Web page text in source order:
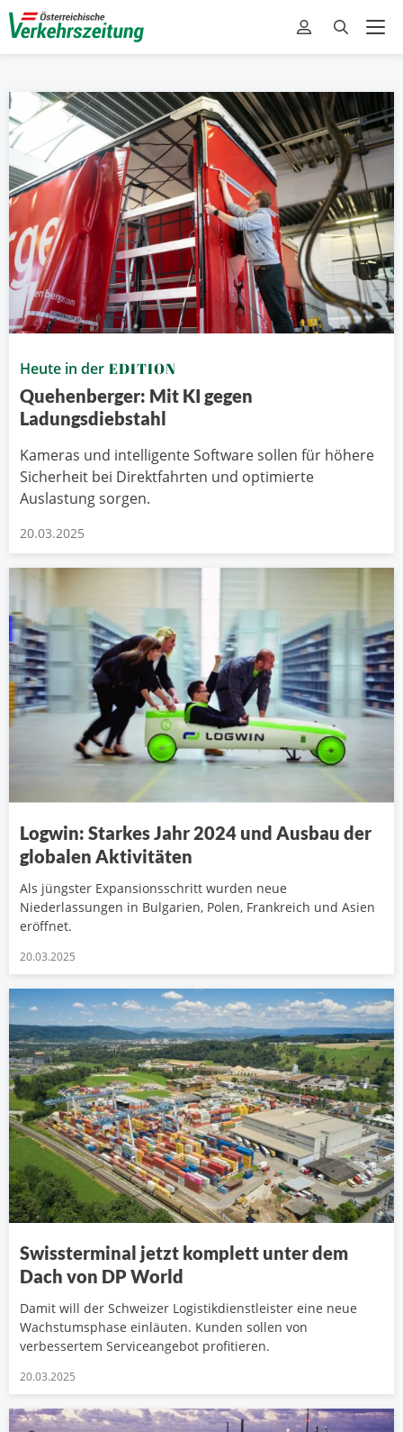
Heute in der EDITION
Quehenberger: Mit KI gegen
Ladungsdiebstahl
Kameras und intelligente Software sollen für höhere
Sicherheit bei Direktfahrten und optimierte
Auslastung sorgen.
20.03.2025
Logwin: Starkes Jahr 2024 und Ausbau der
globalen Aktivitäten
Als jüngster Expansionsschritt wurden neue
Niederlassungen in Bulgarien, Polen, Frankreich und Asien
eröffnet.
20.03.2025
Swissterminal jetzt komplett unter dem
Dach von DP World
Damit will der Schweizer Logistikdienstleister eine neue
Wachstumsphase einläuten. Kunden sollen von
verbessertem Serviceangebot profitieren.
20.03.2025